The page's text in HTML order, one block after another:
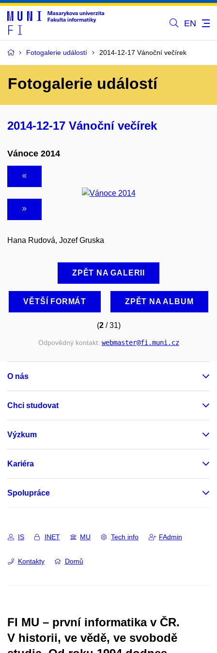
EN
Fotogalerie událostí 2014-12-17 Vánoční večírek
Fotogalerie událostí
2014-12-17 Vánoční večírek
Vánoce 2014
Hana Rudová, Jozef Gruska
ZPĚT NA GALERII
VĚTŠÍ FORMÁT ZPĚT NA ALBUM
(2/ 31)
Odpovědný kontakt: webmaster@fi .muni .cz
O nás
Chci studovat
Výzkum
Kariéra
Spolupráce
IS INET MU Tech info FAdmin
Kontakty Domů
FI MU – první informatika v ČR.
V historii, ve vědě, ve svobodě